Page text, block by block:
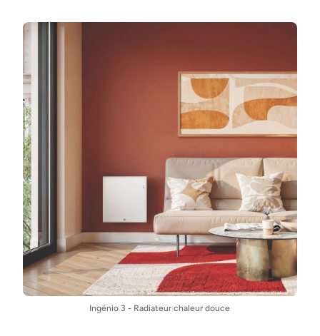
Ingénio 3 - Radiateur chaleur douce